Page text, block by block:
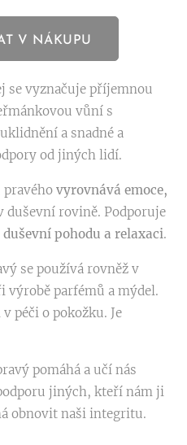
V NÁKUPU
se vyznačuje příjemnou
vůní s
a snadné a
od jiných lidí.
pravého vyrovnává emoce,
duševní rovině. Podporuje
pohodu a relaxaci.
se používá rovněž v
parfémů a mýdel.
péči o pokožku. Je
pomáhá a učí nás
jiných, kteří nám ji
obnovit naši integritu.